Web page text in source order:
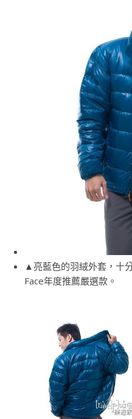
▲亮藍色的羽絨外套，十
Face年度推薦嚴選款。